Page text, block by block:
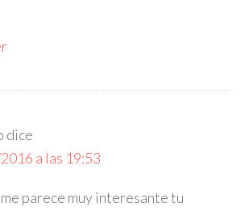
dice
a las 19:53
parece muy interesante tu